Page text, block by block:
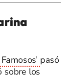
pasó
sobre los